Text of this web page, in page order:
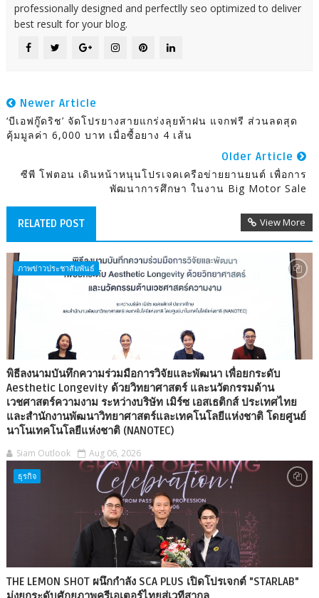
professionally designed and perfectlly seo optimized to deliver
best result for your blog.
Newer Article
‘บีเอฟกู๊ดริช’ จัดโปรยางสายแกร่งลุยท้าฝน แจกฟรี ส่วนลดสุด
คุ้มมูลค่า 6,000 บาท เมื่อซื้อยาง 4 เส้น
Older Article
ซีพี โฟตอน เดินหน้าหนุนโปรเจคเครือข่ายยานยนต์ เพื่อการ
พัฒนาการศึกษา ในงาน Big Motor Sale
RELATED POST View More
ภาพข่าวประชาสัมพันธ์
พิธีลงนามบันทึกความร่วมมือการวิจัยและพัฒนา เพื่อยกระดับ
Aesthetic Longevity ด้วยวิทยาศาสตร์ และนวัตกรรมด้าน
เวชศาสตร์ความงาม ระหว่างบริษัท เมิร์ซ เอสเธติกส์ ประเทศไทย
และสำนักงานพัฒนาวิทยาศาสตร์และเทคโนโลยีแห่งชาติ โดยศูนย์
นาโนเทคโนโลยีแห่งชาติ (NANOTEC)
Siam Outlook Aug 06, 2026
ธุรกิจ
THE LEMON SHOT ผนึกกำลัง SCA PLUS เปิดโปรเจกต์ "STARLAB"